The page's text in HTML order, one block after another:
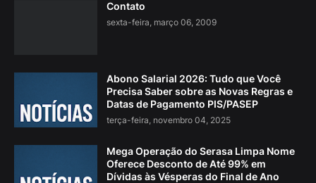
Contato
sexta-feira, março 06, 2009
Abono Salarial 2026: Tudo que Você
Precisa Saber sobre as Novas Regras e
Datas de Pagamento PIS/PASEP
terça-feira, novembro 04, 2025
Mega Operação do Serasa Limpa Nome
Oferece Desconto de Até 99% em
Dívidas às Vésperas do Final de Ano